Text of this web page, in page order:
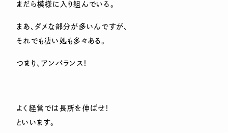
まだら模様に入り組んでいる。
まあ、ダメな部分が多いんですが、
それでも凄い処も多々ある。
つまり、アンバランス！
よく経営では長所を伸ばせ！
といいます。